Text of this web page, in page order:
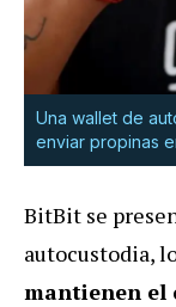
Una wallet de
enviar propinas
BitBit se
autocustodia,
mantienen el